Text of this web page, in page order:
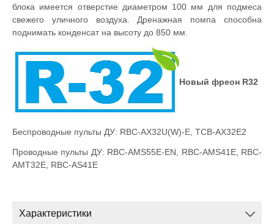
блока имеется отверстие диаметром 100 мм для подмеса
свежего уличного воздуха. Дренажная помпа способна
поднимать конденсат на высоту до 850 мм.
Новый фреон R32
Беспроводные пульты ДУ: RBC-AX32U(W)-E, TCB-AX32E2
Проводные пульты ДУ: RBC-AMS55E-EN, RBC-AMS41E, RBC-
AMT32E, RBC-AS41E
Характеристики